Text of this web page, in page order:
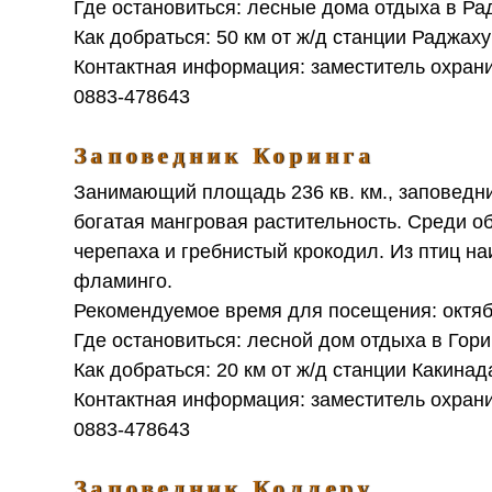
Где остановиться: лесные дома отдыха в
Как добраться: 50 км от ж/д станции
Контактная информация: заместитель
0883-478643
Заповедник Коринга
Занимающий площадь 236 кв. км.,
богатая мангровая растительность. Среди
черепаха и гребнистый крокодил. Из птиц
фламинго.
Рекомендуемое время для посещения:
Где остановиться: лесной дом отдыха в
Как добраться: 20 км от ж/д станции
Контактная информация: заместитель
0883-478643